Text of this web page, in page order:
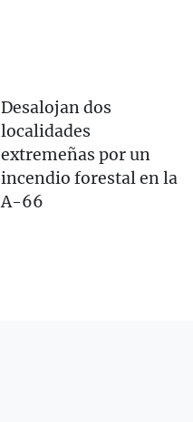
Desalojan dos
localidades
extremeñas por un
incendio forestal en la
A-66